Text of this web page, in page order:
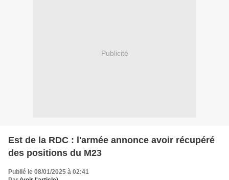
Publicité
Est de la RDC : l'armée annonce avoir récupéré
des positions du M23
Publié le 08/01/2025 à 02:41